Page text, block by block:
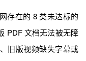
存在的 8 类未达标的
PDF 文档无法被无障
旧版视频缺失字幕或